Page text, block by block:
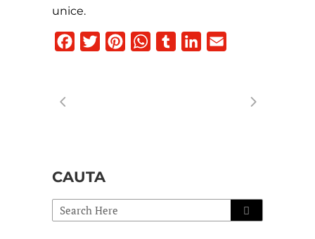
unice.
FacebookTwitterPinterestWhatsApp
TumblrLinkedIn
CAUTA